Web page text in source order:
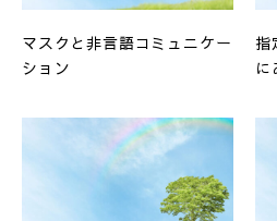
マスクと非言語コミュニケー
ション
指
に